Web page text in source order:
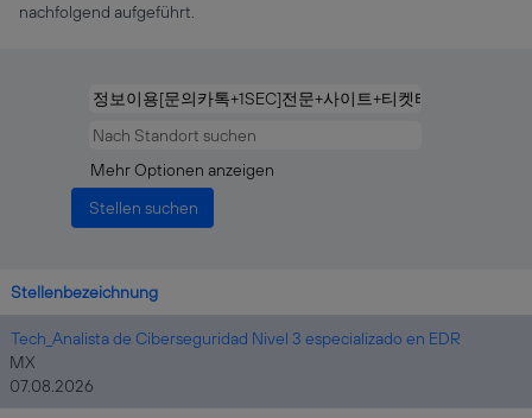
nachfolgend aufgeführt.
Mehr Optionen anzeigen
Stellenbezeichnung
Tech_Analista de Ciberseguridad Nivel 3 especializado en EDR
MX
07.08.2026